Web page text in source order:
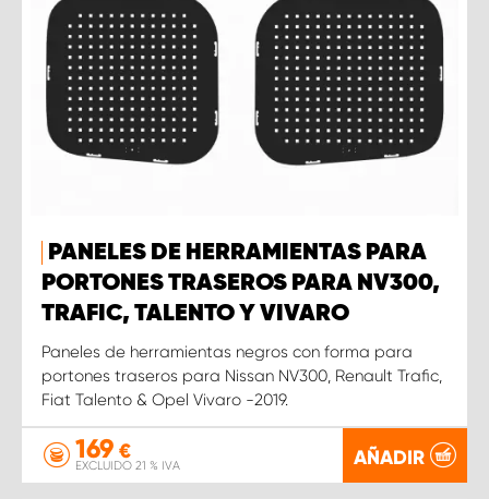
PANELES DE HERRAMIENTAS PARA
PORTONES TRASEROS PARA NV300,
TRAFIC, TALENTO Y VIVARO
Paneles de herramientas negros con forma para
portones traseros para Nissan NV300, Renault Trafic,
Fiat Talento & Opel Vivaro -2019.
169 €
EXCLUIDO 21 % IVA AÑADIR